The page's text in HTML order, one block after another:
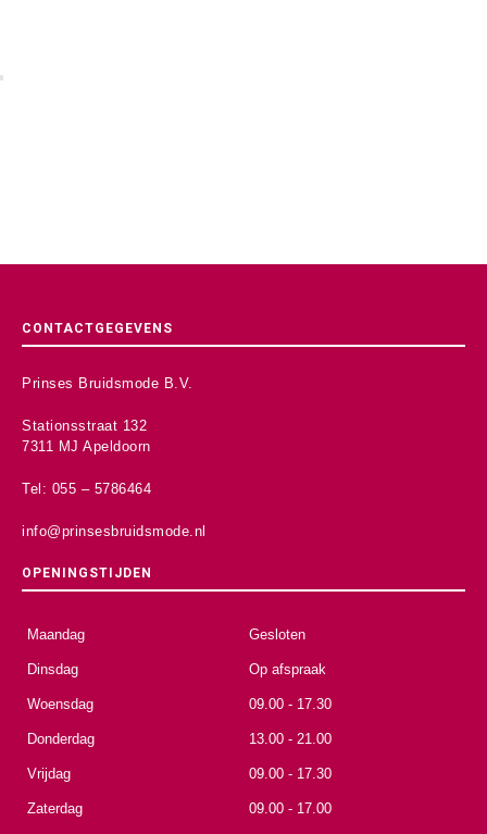
CONTACTGEGEVENS
Prinses Bruidsmode B.V.
Stationsstraat 132
7311 MJ Apeldoorn
Tel: 055 – 5786464
info@prinsesbruidsmode.nl
OPENINGSTIJDEN
Maandag Gesloten
Dinsdag Op afspraak
Woensdag 09.00 - 17.30
Donderdag 13.00 - 21.00
Vrijdag 09.00 - 17.30
Zaterdag 09.00 - 17.00